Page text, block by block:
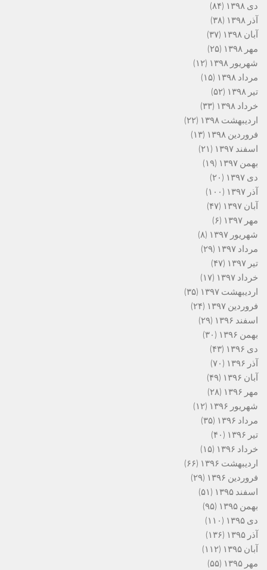
دی ۱۳۹۸
(۸۴)
آذر ۱۳۹۸
(۳۸)
آبان ۱۳۹۸
(۳۷)
مهر ۱۳۹۸
(۲۵)
شهریور ۱۳۹۸
(۱۲)
مرداد ۱۳۹۸
(۱۵)
تیر ۱۳۹۸
(۵۲)
خرداد ۱۳۹۸
(۳۳)
اردیبهشت ۱۳۹۸
(۲۲)
فروردین ۱۳۹۸
(۱۳)
اسفند ۱۳۹۷
(۲۱)
بهمن ۱۳۹۷
(۱۹)
دی ۱۳۹۷
(۲۰)
آذر ۱۳۹۷
(۱۰۰)
آبان ۱۳۹۷
(۴۷)
مهر ۱۳۹۷
(۶)
شهریور ۱۳۹۷
(۸)
مرداد ۱۳۹۷
(۲۹)
تیر ۱۳۹۷
(۴۷)
خرداد ۱۳۹۷
(۱۷)
اردیبهشت ۱۳۹۷
(۳۵)
فروردین ۱۳۹۷
(۲۴)
اسفند ۱۳۹۶
(۲۹)
بهمن ۱۳۹۶
(۳۰)
دی ۱۳۹۶
(۴۳)
آذر ۱۳۹۶
(۷۰)
آبان ۱۳۹۶
(۴۹)
مهر ۱۳۹۶
(۲۸)
شهریور ۱۳۹۶
(۱۲)
مرداد ۱۳۹۶
(۳۵)
تیر ۱۳۹۶
(۴۰)
خرداد ۱۳۹۶
(۱۵)
اردیبهشت ۱۳۹۶
(۶۶)
فروردین ۱۳۹۶
(۲۹)
اسفند ۱۳۹۵
(۵۱)
بهمن ۱۳۹۵
(۹۵)
دی ۱۳۹۵
(۱۱۰)
آذر ۱۳۹۵
(۱۳۶)
آبان ۱۳۹۵
(۱۱۲)
مهر ۱۳۹۵
(۵۵)